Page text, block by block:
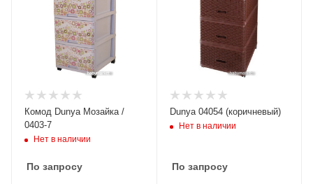
Комод Dunya Мозайка /
0403-7
Нет в наличии
По запросу
Dunya 04054 (коричневый)
Нет в наличии
По запросу